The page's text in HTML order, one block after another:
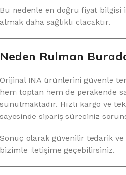
Bu nedenle en doğru fiyat
almak daha sağlıklı olacaktır.
Neden Rulman
Orijinal INA ürünlerini güvenle
hem toptan hem de perakende
sunulmaktadır. Hızlı kargo ve
sayesinde sipariş süreciniz
Sonuç olarak güvenilir tedarik
bizimle iletişime geçebilirsiniz.